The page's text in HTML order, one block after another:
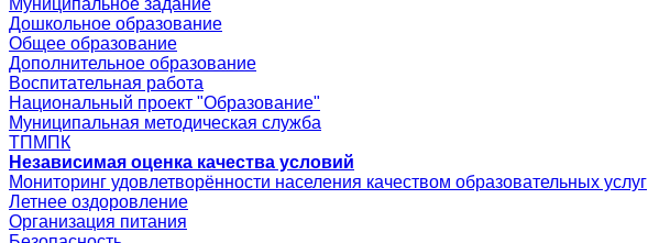
Дошкольное образование
Общее образование
Дополнительное образование
Воспитательная работа
Национальный проект "Образование"
Муниципальная методическая служба
ТПМПК
Независимая оценка качества условий
Мониторинг удовлетворённости населения качеством образовательных услуг
Летнее оздоровление
Организация питания